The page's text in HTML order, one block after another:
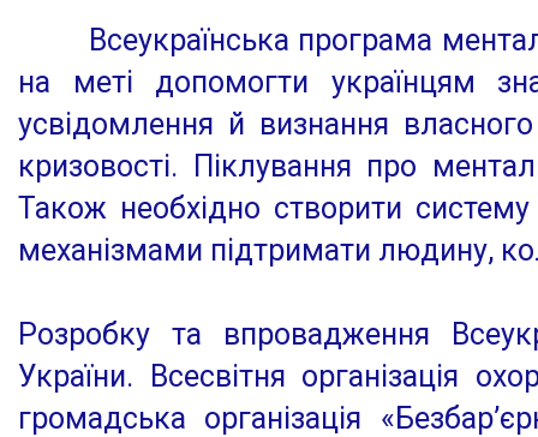
Всеукраїнська програма
на меті допомогти українцям
усвідомлення й визнання
кризовості. Піклування про
Також необхідно створити
механізмами підтримати людину,
Розробку та впровадження
України. Всесвітня організація
громадська організація